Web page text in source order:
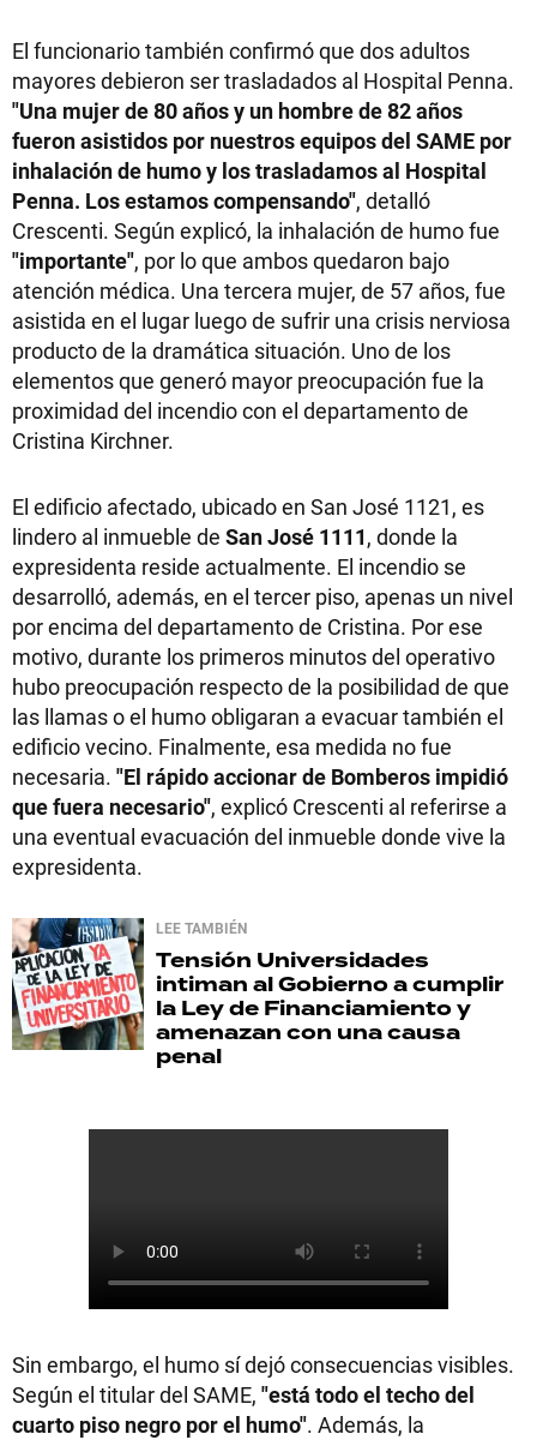
El funcionario también confirmó que dos adultos
mayores debieron ser trasladados al Hospital Penna.
"Una mujer de 80 años y un hombre de 82 años
fueron asistidos por nuestros equipos del SAME por
inhalación de humo y los trasladamos al Hospital
Penna. Los estamos compensando", detalló
Crescenti. Según explicó, la inhalación de humo fue
"importante", por lo que ambos quedaron bajo
atención médica. Una tercera mujer, de 57 años, fue
asistida en el lugar luego de sufrir una crisis nerviosa
producto de la dramática situación. Uno de los
elementos que generó mayor preocupación fue la
proximidad del incendio con el departamento de
Cristina Kirchner.
El edificio afectado, ubicado en San José 1121, es
lindero al inmueble de San José 1111, donde la
expresidenta reside actualmente. El incendio se
desarrolló, además, en el tercer piso, apenas un nivel
por encima del departamento de Cristina. Por ese
motivo, durante los primeros minutos del operativo
hubo preocupación respecto de la posibilidad de que
las llamas o el humo obligaran a evacuar también el
edificio vecino. Finalmente, esa medida no fue
necesaria. "El rápido accionar de Bomberos impidió
que fuera necesario", explicó Crescenti al referirse a
una eventual evacuación del inmueble donde vive la
expresidenta.
LEE TAMBIÉN
Tensión Universidades
intiman al Gobierno a cumplir
la Ley de Financiamiento y
amenazan con una causa
penal
Sin embargo, el humo sí dejó consecuencias visibles.
Según el titular del SAME, "está todo el techo del
cuarto piso negro por el humo". Además, la